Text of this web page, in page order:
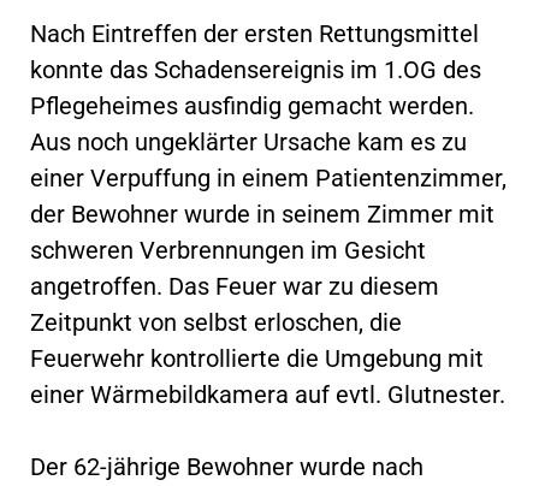
Nach Eintreffen der ersten Rettungsmittel
konnte das Schadensereignis im 1.OG des
Pflegeheimes ausfindig gemacht werden.
Aus noch ungeklärter Ursache kam es zu
einer Verpuffung in einem Patientenzimmer,
der Bewohner wurde in seinem Zimmer mit
schweren Verbrennungen im Gesicht
angetroffen. Das Feuer war zu diesem
Zeitpunkt von selbst erloschen, die
Feuerwehr kontrollierte die Umgebung mit
einer Wärmebildkamera auf evtl. Glutnester.
Der 62-jährige Bewohner wurde nach